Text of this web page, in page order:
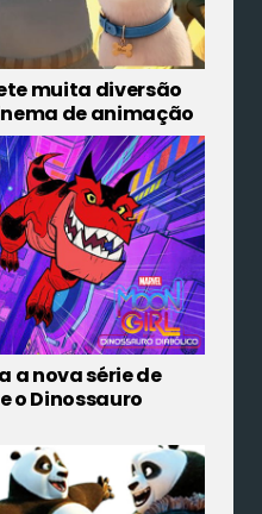
muita diversão
de animação
a nova série de
o Dinossauro